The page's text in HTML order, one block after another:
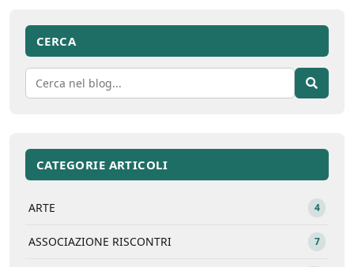
CERCA
CATEGORIE ARTICOLI
ARTE 4
ASSOCIAZIONE RISCONTRI 7